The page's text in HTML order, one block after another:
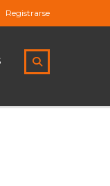
Registrarse